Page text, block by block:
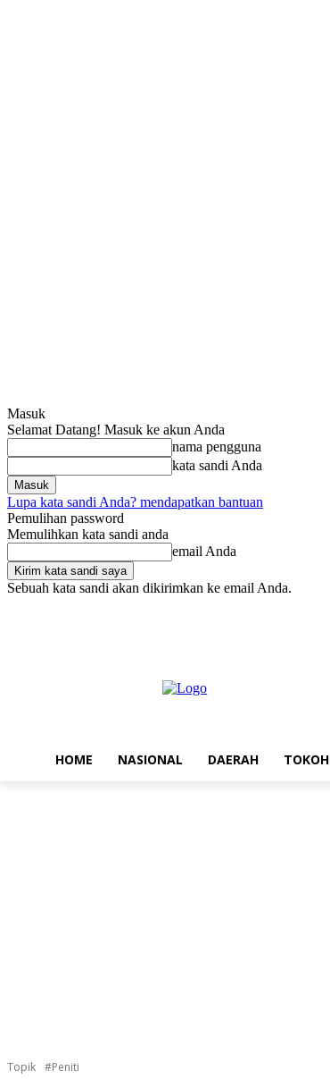
Masuk
Selamat Datang! Masuk ke akun Anda
nama pengguna
kata sandi Anda
Lupa kata sandi Anda? mendapatkan bantuan
Pemulihan password
Memulihkan kata sandi anda
email Anda
Sebuah kata sandi akan dikirimkan ke email Anda.
HOME NASIONAL DAERAH TOKOH
Topik #Peniti